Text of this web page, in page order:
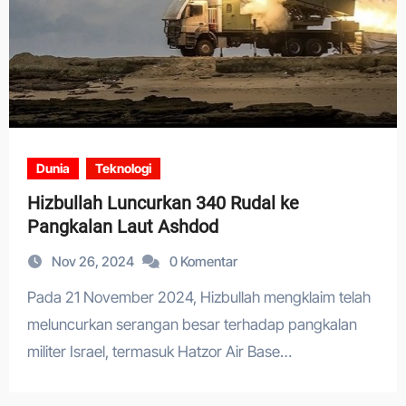
Dunia Teknologi
Hizbullah Luncurkan 340 Rudal ke
Pangkalan Laut Ashdod
Nov 26, 2024 0 Komentar
Pada 21 November 2024, Hizbullah mengklaim telah
meluncurkan serangan besar terhadap pangkalan
militer Israel, termasuk Hatzor Air Base…